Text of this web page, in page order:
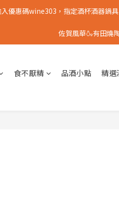
優惠碼wine303，指定酒杯酒器鍋
佐賀風華🍶有田燒
食不厭精 品酒小點 精選